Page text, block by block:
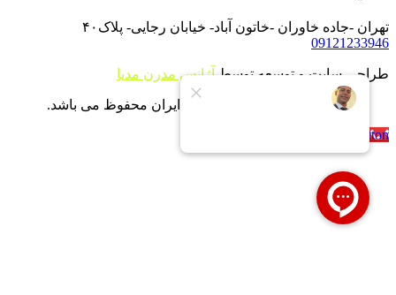
تهران -جاده خاوران -خاتون آباد- خیابان رجایی- پلاک۴۰
09121233946
طراحی سایت و توسعه توسط آژانس مدرن مدیا
تمام حقوق برای شرکت بویلر ایران محفوظ می باشد.
Call Now Button